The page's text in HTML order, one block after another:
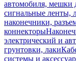
автомобиля, мешки
сигнальные ленты,
наконечники,
коннекторы
электрический и
грунтовки, лаки
системы и